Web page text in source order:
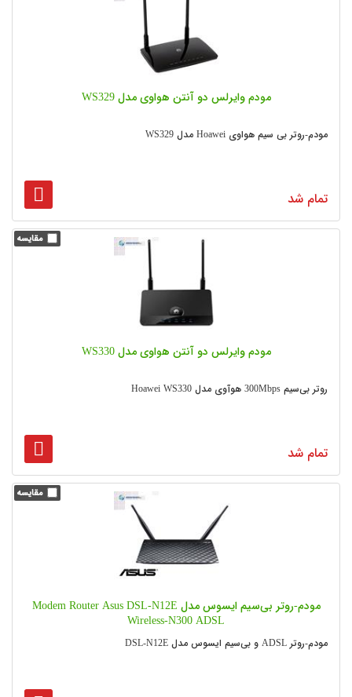
مودم وایرلس دو آنتن هواوی مدل WS329
مودم-روتر بی سیم هواوی Hoawei مدل WS329
تمام شد
مودم وایرلس دو آنتن هواوی مدل WS330
روتر بی‌سیم 300Mbps هوآوی مدل Hoawei WS330
تمام شد
مودم-روتر بی‌سیم ایسوس مدل Modem Router Asus DSL-N12E
Wireless-N300 ADSL
مودم-روتر ADSL و بی‌سیم ایسوس مدل DSL-N12E